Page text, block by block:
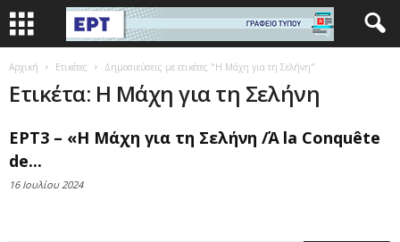
Αρχική Ετικέτες Δημοσιεύσεις με ετικέτες "Η Μάχη για τη Σελήνη"
Ετικέτα: Η Μάχη για τη Σελήνη
ΕΡΤ3 – «Η Μάχη για τη Σελήνη /Ά la Conquête
de...
16 Ιουλίου 2024